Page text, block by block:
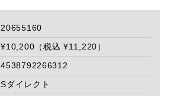
20655160
¥10,200（税込 ¥11,220）
4538792266312
Sダイレクト